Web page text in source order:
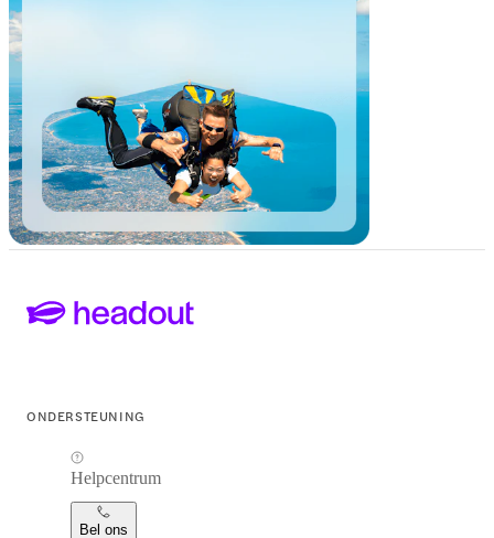
ONDERSTEUNING
Helpcentrum
Bel ons